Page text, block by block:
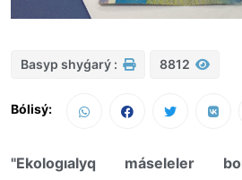
Basyp shyǵarý : 8812
Bólisý:
"Ekologıalyq máseleler